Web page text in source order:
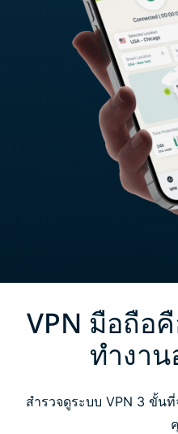
VPN มือถือ
ทำงาน
สำรวจดูระบบ VPN 3 ขั้น